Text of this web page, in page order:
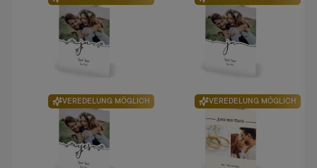
VEREDELUNG MÖGLICH VEREDELUNG MÖGLICH